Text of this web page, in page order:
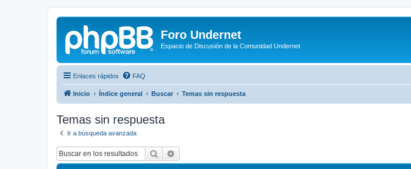
Foro Undernet
Espacio de Discusión de la Comunidad Undernet
Enlaces rápidos FAQ
Inicio Índice general Buscar Temas sin respuesta
Temas sin respuesta
Ir a búsqueda avanzada
Buscar